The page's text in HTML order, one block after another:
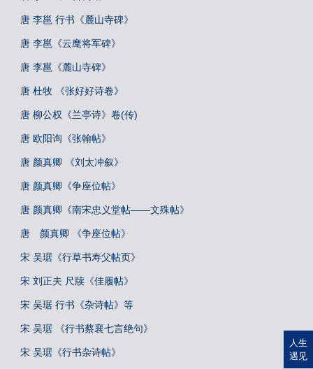
唐 李邕 行书《麓山寺碑》
唐 李邕《云麾将军碑》
唐 李邕《麓山寺碑》
唐 杜牧 《张好好诗卷》
唐 柳公权《兰亭诗》卷(传)
唐 欧阳询《张翰帖》
唐 颜真卿 《刘太冲叙》
唐 颜真卿《争座位帖》
唐 颜真卿《南宋忠义堂帖——文殊帖》
唐 颜真卿 《争座位帖》
宋 吴琚《行草书寿父帖页》
宋 刘正夫 尺牍《佳履帖》
宋 吴琚 行书《杂诗帖》等
宋 吴琚 《行书蔡襄七言绝句》
宋 吴琚《行书杂诗帖》
人生
遇见